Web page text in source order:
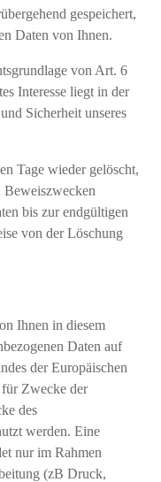
gespeichert,
Daten von Ihnen.
von Art. 6
Interesse liegt in der
Sicherheit unseres
Tage wieder gelöscht,
bis zur endgültigen
von der Löschung
Ihnen in diesem
Daten auf
der Europäischen
Zwecke der
des
werden. Eine
nur im Rahmen
(zB Druck,